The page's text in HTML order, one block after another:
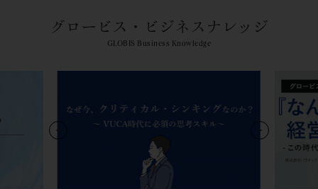
グロービス・ビジネスナレッジ
GLOBIS Business Knowledge